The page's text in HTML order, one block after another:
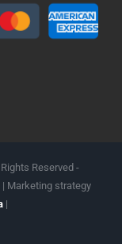
Reserved -
| Marketing strategy
|